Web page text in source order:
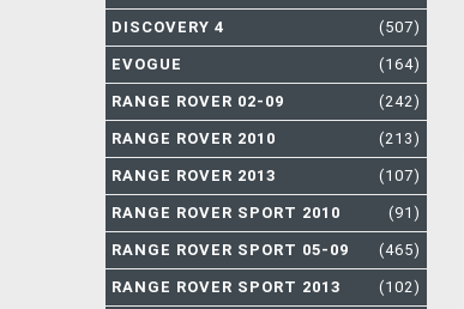
DISCOVERY 4 (507)
EVOGUE (164)
RANGE ROVER 02-09 (242)
RANGE ROVER 2010 (213)
RANGE ROVER 2013 (107)
RANGE ROVER SPORT 2010 (91)
RANGE ROVER SPORT 05-09 (465)
RANGE ROVER SPORT 2013 (102)